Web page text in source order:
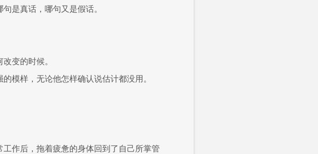
是真话，哪句又是假话。
变的时候。
模样，无论他怎样确认说估计都没用。
作后，拖着疲惫的身体回到了自己所掌管